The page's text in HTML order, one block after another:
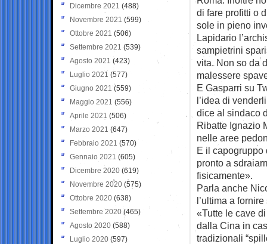
di fare profitti o
sole in pieno
Lapidario
sampietrini
vita. Non so da
malessere
E Gasparri su
l’idea di
dice al sindaco
Ribatte Ignazio
nelle aree
E il capogruppo
pronto a
fisicamente».
Parla anche
l’ultima a
«Tutte le cave
dalla Cina in
tradizionali
Dicembre 2021 (488)
Novembre 2021 (599)
Ottobre 2021 (506)
Settembre 2021 (539)
Agosto 2021 (423)
Luglio 2021 (577)
Giugno 2021(559)
Maggio 2021 (556)
Aprile 2021 (506)
Marzo 2021 (647)
Febbraio 2021 (570)
Gennaio 2021 (605)
Dicembre 2020 (619)
Novembre 2020 (575)
Ottobre 2020 (638)
Settembre 2020(465)
Agosto 2020 (588)
Luglio 2020 (597)